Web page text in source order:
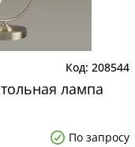
208544
лампа
По запросу